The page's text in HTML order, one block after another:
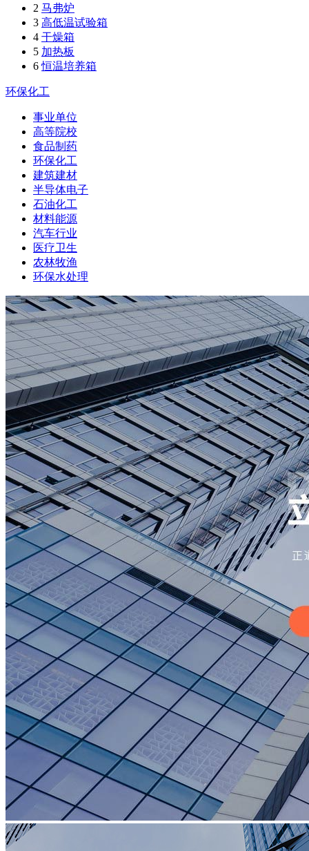
2 马弗炉
3 高低温试验箱
4 干燥箱
5 加热板
6 恒温培养箱
环保化工
事业单位
高等院校
食品制药
环保化工
建筑建材
半导体电子
石油化工
材料能源
汽车行业
医疗卫生
农林牧渔
环保水处理